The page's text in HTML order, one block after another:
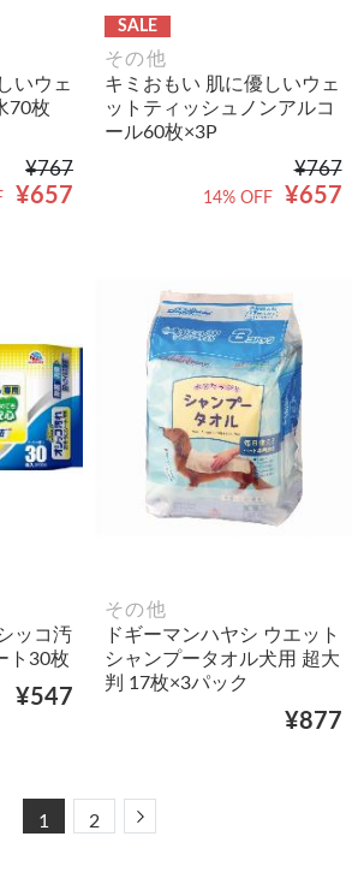
いウェ
70枚
¥767
¥657
SALE
その他
キミおもい 肌に優しいウェ
ットティッシュノンアルコ
ール60枚×3P
¥767
¥657
14% OFF
ッコ汚
ト30枚
¥547
その他
ドギーマンハヤシ ウエット
シャンプータオル犬用 超大
判 17枚×3パック
¥877
1 2 Next